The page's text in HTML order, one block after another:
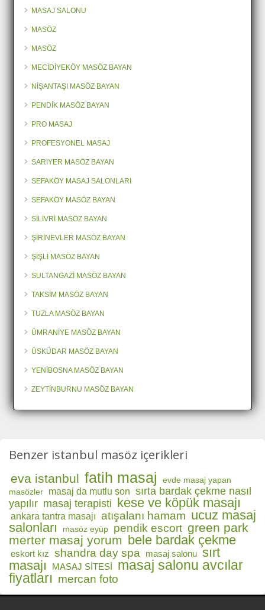
MASAJ SALONU
MASÖZ
MASÖZ
MECİDİYEKÖY MASÖZ BAYAN
NİŞANTAŞI MASÖZ BAYAN
PENDİK MASÖZ BAYAN
PRO MASAJ
PROFESYONEL MASAJ
SARIYER MASÖZ BAYAN
SEFAKÖY MASAJ SALONLARI
SEFAKÖY MASÖZ BAYAN
SİLİVRİ MASÖZ BAYAN
ŞİRİNEVLER MASÖZ BAYAN
ŞİŞLİ MASÖZ BAYAN
SULTANGAZİ MASÖZ BAYAN
TAKSİM MASÖZ BAYAN
TUZLA MASÖZ BAYAN
ÜMRANİYE MASÖZ BAYAN
ÜSKÜDAR MASÖZ BAYAN
YENİBOSNA MASÖZ BAYAN
ZEYTİNBURNU MASÖZ BAYAN
Benzer istanbul masöz içerikleri
eva istanbul fatih masaj
evde masaj yapan
masözler
masaj da mutlu son sırta bardak çekme nasıl
yapılır masaj terapisti kese ve köpük masajı
ankara tantra masajı atışalanı hamam ucuz masaj
salonları
masöz eyüp pendik escort green park
merter masaj yorum bele bardak çekme
eskort kız shandra day spa masaj salonu sırt
masajı
MASAJ SİTESİ
masaj salonu avcılar
fiyatları mercan foto